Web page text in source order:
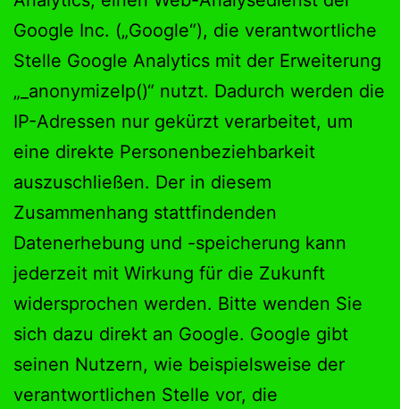
Google Inc. („Google“), die verantwortliche
Stelle Google Analytics mit der Erweiterung
„_anonymizeIp()“ nutzt. Dadurch werden die
IP-Adressen nur gekürzt verarbeitet, um
eine direkte Personenbeziehbarkeit
auszuschließen. Der in diesem
Zusammenhang stattfindenden
Datenerhebung und -speicherung kann
jederzeit mit Wirkung für die Zukunft
widersprochen werden. Bitte wenden Sie
sich dazu direkt an Google. Google gibt
seinen Nutzern, wie beispielsweise der
verantwortlichen Stelle vor, die